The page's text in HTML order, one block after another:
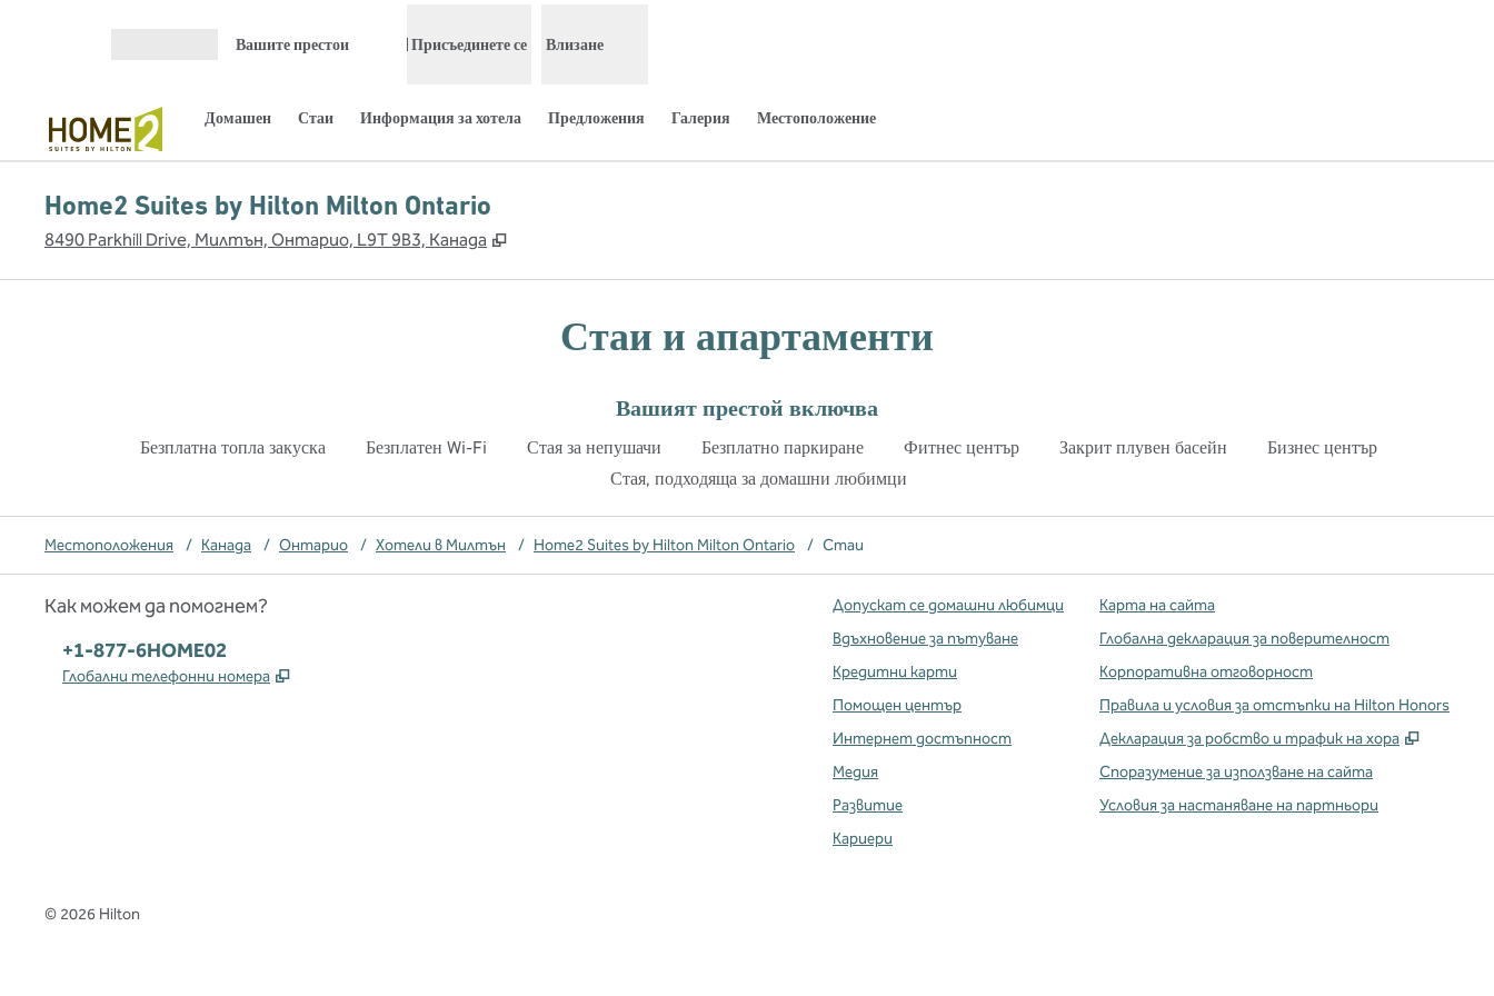
Вашите престои Присъединете се Влизане
Домашен Стаи Информация за хотела Предложения Галерия Местоположение
Home2 Suites by Hilton Milton Ontario
8490 Parkhill Drive, Милтън, Онтарио, L9T 9B3, Канада ,
Стаи и апартаменти
Вашият престой включва
Безплатна топла закуска Безплатен Wi-Fi Стая за непушачи Безплатно паркиране Фитнес център Закрит плувен басейн
Бизнес център
Стая, подходяща за домашни любимци
Местоположения / Канада / Онтарио / Хотели в Милтън / Home2 Suites by Hilton Milton Ontario / Стаи
Как можем да помогнем?
Телефон:
+1-877-6HOME02
Глобални телефонни номера ,
Допускат се домашни любимци
Вдъхновение за пътуване
Кредитни карти
Помощен център
Интернет достъпност
Медия
Развитие
Кариери
Карта на сайта
Глобална декларация за поверителност
Корпоративна отговорност
Правила и условия за отстъпки на Hilton Honors
Декларация за робство и трафик на хора
,
Споразумение за използване на сайта
Условия за настаняване на партньори
© 2026 Hilton